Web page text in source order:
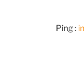
Ping :